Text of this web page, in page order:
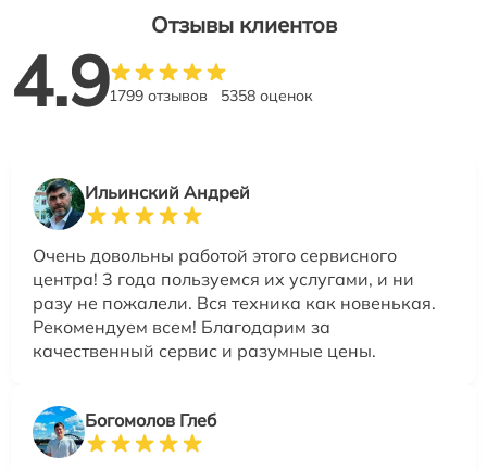
Отзывы клиентов
4.91799 отзывов 5358 оценок
Ильинский Андрей
Очень довольны работой этого сервисного
центра! 3 года пользуемся их услугами, и ни
разу не пожалели. Вся техника как новенькая.
Рекомендуем всем! Благодарим за
качественный сервис и разумные цены.
Богомолов Глеб